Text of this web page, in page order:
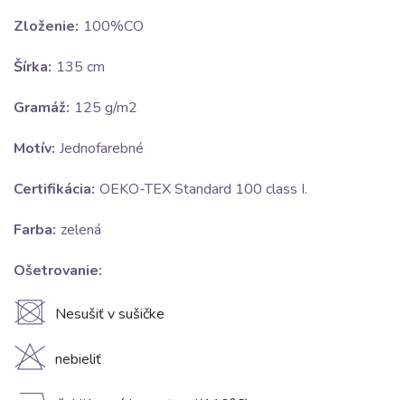
Zloženie: 100%CO
Šírka: 135 cm
Gramáž: 125 g/m2
Motív: Jednofarebné
Certifikácia: OEKO-TEX Standard 100 class I.
Farba: zelená
Ošetrovanie:
U Nesušiť v sušičke
H nebieliť